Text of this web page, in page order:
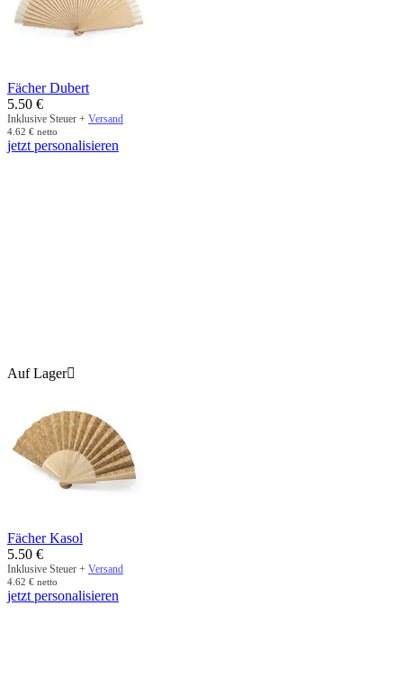
Fächer Dubert
5.50 €
Inklusive Steuer + Versand
4.62 € netto
jetzt personalisieren
Auf Lager
Fächer Kasol
5.50 €
Inklusive Steuer + Versand
4.62 € netto
jetzt personalisieren